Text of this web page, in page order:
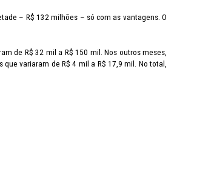
– R$ 132 milhões – só com as vantagens. O
de R$ 32 mil a R$ 150 mil. Nos outros meses,
variaram de R$ 4 mil a R$ 17,9 mil. No total,